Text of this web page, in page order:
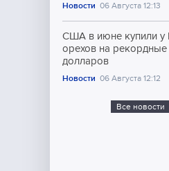
Новости 06 Августа 12:13
США в июне купили у
орехов на рекордные
долларов
Новости 06 Августа 12:12
Все новости